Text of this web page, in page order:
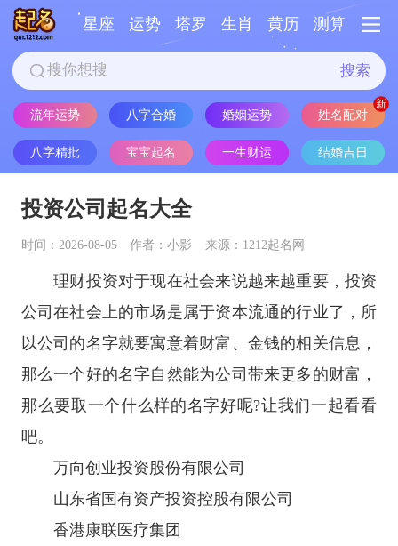
星座 运势 塔罗 生肖 黄历 测算
搜索
流年运势 八字合婚 婚姻运势 姓名配对
八字精批 宝宝起名 一生财运 结婚吉日
投资公司起名大全
时间：2026-08-05 作者：小影 来源：1212起名网
理财投资对于现在社会来说越来越重要，投资
公司在社会上的市场是属于资本流通的行业了，所
以公司的名字就要寓意着财富、金钱的相关信息，
那么一个好的名字自然能为公司带来更多的财富，
那么要取一个什么样的名字好呢?让我们一起看看
吧。
万向创业投资股份有限公司
山东省国有资产投资控股有限公司
香港康联医疗集团